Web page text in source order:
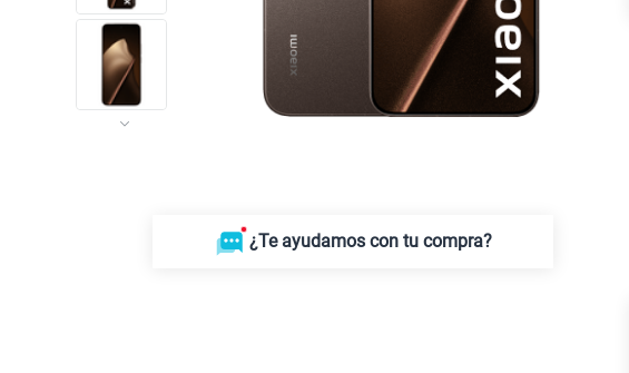
¿Te ayudamos con tu compra?